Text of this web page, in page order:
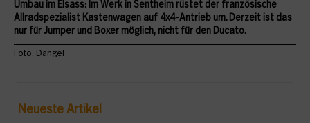
Umbau im Elsass: Im Werk in Sentheim rüstet der französische
Allradspezialist Kastenwagen auf 4x4-Antrieb um. Derzeit ist das
nur für Jumper und Boxer möglich, nicht für den Ducato.
Foto: Dangel
Neueste Artikel